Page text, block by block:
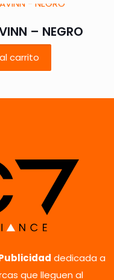
Tu puntuación
Nombre
vez que comente.
– NEGRO
carrito
dedicada a
que lleguen al